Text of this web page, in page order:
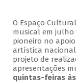
O Espaço
musical em julho
pioneiro no
artística
projeto de
apresentações
quintas-feiras às